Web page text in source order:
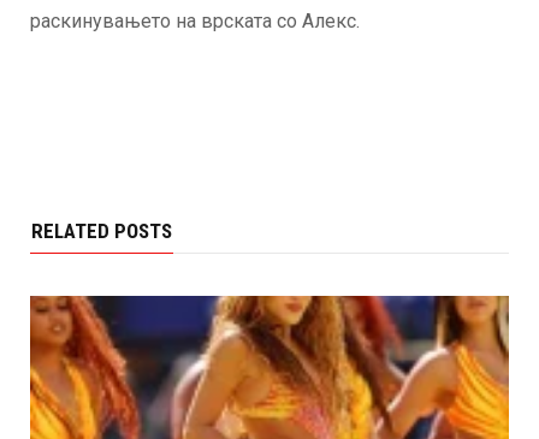
раскинувањето на врската со Алекс.
RELATED POSTS